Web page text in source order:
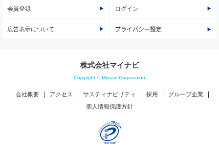
会員登録 ログイン
広告表示について プライバシー設定
株式会社マイナビ
Copyright © Mynavi Corporation
会社概要 アクセス サスティナビリティ 採用
グループ企業
個人情報保護方針